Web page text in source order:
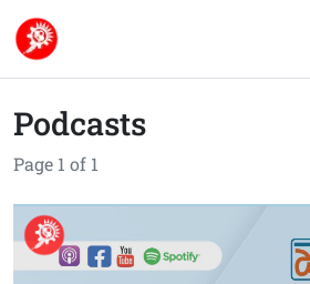
Podcasts
Page 1 of 1